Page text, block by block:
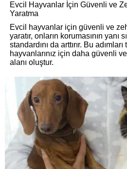
Evcil Hayvanlar İçin Güvenli ve
Yaratma
Evcil hayvanlar için güvenli ve
yaratır, onların korumasının yanı
standardını da arttırır. Bu
hayvanlarınız için daha güvenli
alanı oluştur.